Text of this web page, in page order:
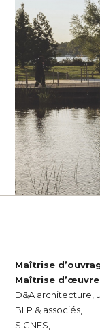
Maîtrise
Maîtrise d’œuvre
D&A architecture,
BLP & associés,
SIGNES,